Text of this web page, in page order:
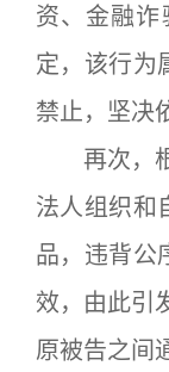
资、金融诈
定，该行为
禁止，坚决
再次，根
法人组织和
品，违背公
效，由此引
原被告之间